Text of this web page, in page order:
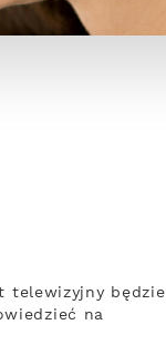
telewizyjny będzie
na